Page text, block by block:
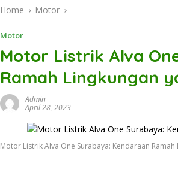
e
Home Motor
Motor
Motor Listrik Alva
Ramah Lingkungan
Admin
April 28, 2023
Motor Listrik Alva One Surabaya: Kendaraan